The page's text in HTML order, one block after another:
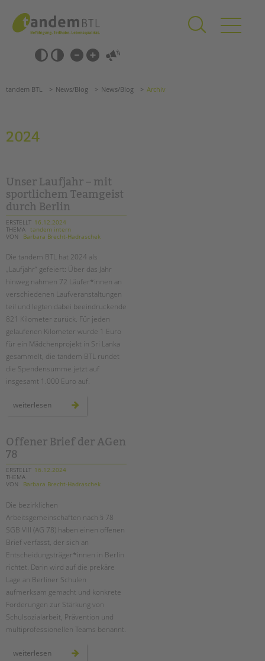
springen
Barrierefrei-
Einstellungen
überspringen
überspringen
Förderzentren
Kollegs
EFöB
Schulbezogene Sozialarbeit
Tagesgruppen
HILFEN ZUR ERZIEHUNG
EINGLIEDERUNGSHILFE
BETREUTES WOHNEN
TANDEM BTL AKADEMIE
Zertfikatskurse
Seminarkalender
PROFIL | LEITBILD
Bereiche im Überblick
Kinder- und Jugendschutz
Unsere Videos
Gesellschafter VdK
schoolcoach BTL
tandem international
KARRIERE
Stellenangebote
tandem als Arbeitgeberin
NEWS/BLOG
unkuerzbar
tandem BTL News/Blog News/Blog Archiv
2024
Unser Laufjahr – mit
sportlichem Teamgeist
durch Berlin
ERSTELLT 16.12.2024
THEMA tandem intern
VON
Barbara Brecht-Hadraschek
Die tandem BTL hat 2024 als
„Laufjahr“ gefeiert: Über das Jahr
hinweg nahmen 72 Läufer*innen an
verschiedenen Laufveranstaltungen
teil und legten dabei beeindruckende
821 Kilometer zurück. Für jeden
gelaufenen Kilometer wurde 1 Euro
für ein Mädchenprojekt in Sri Lanka
gesammelt, die tandem BTL rundet
die Spendensumme jetzt auf
insgesamt 1.000 Euro auf.
weiterlesen
laufjahr
teamgeist
durch
Offener Brief der AGen
78
ERSTELLT 16.12.2024
THEMA
VON
Barbara Brecht-Hadraschek
Die bezirklichen
Arbeitsgemeinschaften nach § 78
SGB VIII (AG 78) haben einen offenen
Brief verfasst, der sich an
Entscheidungsträger*innen in Berlin
richtet. Darin wird auf die prekäre
Lage an Berliner Schulen
aufmerksam gemacht und konkrete
Forderungen zur Stärkung von
Schulsozialarbeit, Prävention und
multiprofessionellen Teams benannt.
weiterlesen offener